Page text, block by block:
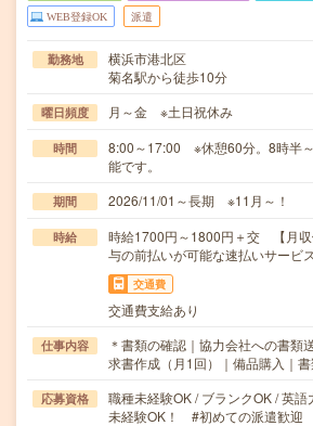
WEB登録OK 派遣
勤務地
横浜市港北区
菊名駅から徒歩10分
曜日頻度 月～金 ※土日祝休み
時間
8:00～17:00 ※休憩60分。8時半
能です。
期間 2026/11/01～長期 ※11月～！
時給
時給1700円～1800円＋交 【月
与の前払いが可能な速払いサービ
交通費
交通費支給あり
仕事内容
＊書類の確認｜協力会社への書類
求書作成（月1回）｜備品購入｜
応募資格
職種未経験OK / ブランクOK / 英語
未経験OK！ #初めての派遣歓迎